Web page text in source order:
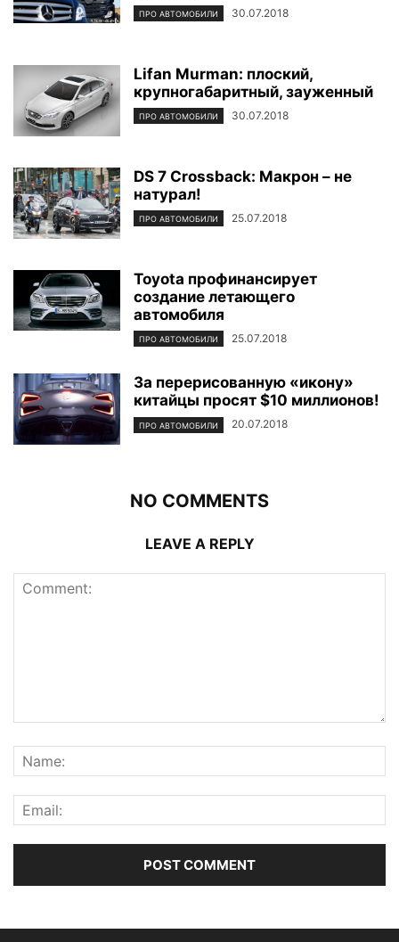
ПРО АВТОМОБИЛИ 30.07.2018
Lifan Murman: плоский,
крупногабаритный, зауженный
ПРО АВТОМОБИЛИ 30.07.2018
DS 7 Crossback: Макрон – не
натурал!
ПРО АВТОМОБИЛИ 25.07.2018
Toyota профинансирует
создание летающего
автомобиля
ПРО АВТОМОБИЛИ 25.07.2018
За перерисованную «икону»
китайцы просят $10 миллионов!
ПРО АВТОМОБИЛИ 20.07.2018
NO COMMENTS
LEAVE A REPLY